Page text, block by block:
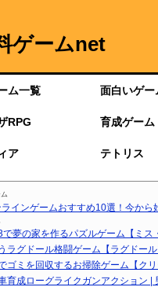
ゲームnet
ム一覧 面白いゲー
RPG 育成ゲーム
ア テトリス
ラインゲームおすすめ10選！今から
で夢の家を作るパズルゲーム【ミス
ラグドール格闘ゲーム【ラグドー
ゴミを回収するお掃除ゲーム【ク
育成ローグライクガンアクション |